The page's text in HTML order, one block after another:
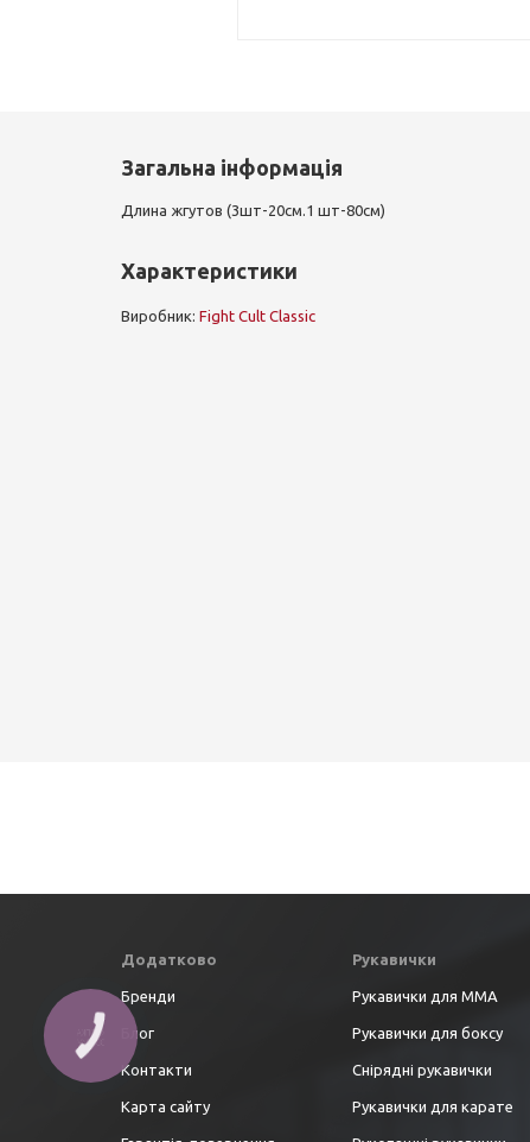
Загальна інформація
Длина жгутов (3шт-20см.1 шт-80см)
Характеристики
Виробник: Fight Cult Classic
Додатково
Бренди
Блог
Контакти
Карта сайту
Рукавички
Рукавички для ММА
Рукавички для боксу
Снірядні рукавички
Рукавички для карате